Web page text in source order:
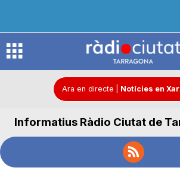
R
d
Ara en directe Notícies en
Informatius Ràdio Ciutat de